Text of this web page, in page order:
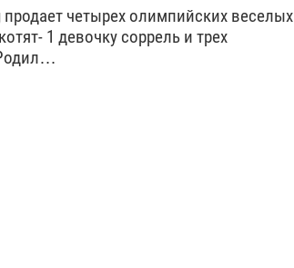
продает четырех олимпийских веселых
1 девочку соррель и трех